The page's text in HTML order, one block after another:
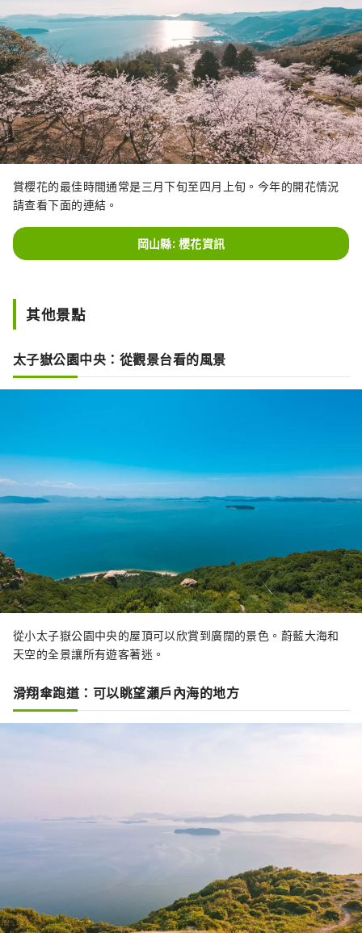
賞櫻花的最佳時間通常是三月下旬至四月上旬。今年的開花情況
請查看下面的連結。
岡山縣: 櫻花資訊
其他景點
太子嶽公園中央：從觀景台看的風景
從小太子嶽公園中央的屋頂可以欣賞到廣闊的景色。蔚藍大海和
天空的全景讓所有遊客著迷。
滑翔傘跑道：可以眺望瀨戶內海的地方